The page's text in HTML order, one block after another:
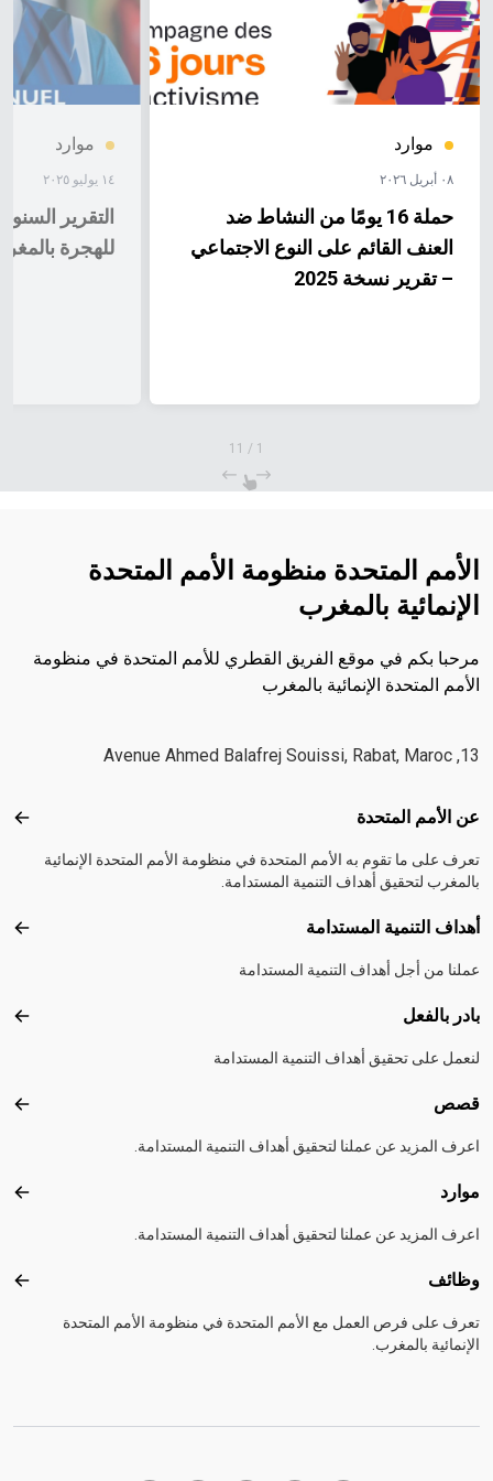
موارد
٠٨ أبريل ٢٠٢٦
حملة 16 يومًا من النشاط ضد
العنف القائم على النوع الاجتماعي
– تقرير نسخة 2025
موارد
١٤ يوليو ٢٠٢٥
التقرير
للهجرة بالمغرب لسنة
1
/
11
الأمم المتحدة منظومة الأمم المتحدة
الإنمائية بالمغرب
مرحبا بكم في موقع الفريق القطري للأمم المتحدة في منظومة
الأمم المتحدة الإنمائية بالمغرب
13, Avenue Ahmed Balafrej Souissi, Rabat, Maroc
Footer menu
عن الأمم المتحدة عن
تعرف على ما تقوم به الأمم المتحدة في منظومة الأمم المتحدة الإنمائية
بالمغرب لتحقيق أهداف التنمية المستدامة.
أهداف التنمية المستدامة
عملنا من أجل أهداف التنمية المستدامة
بادر بالفعل
لنعمل على تحقيق أهداف التنمية المستدامة
قصص
اعرف المزيد عن عملنا لتحقيق أهداف التنمية المستدامة.
موارد
اعرف المزيد عن عملنا لتحقيق أهداف التنمية المستدامة.
وظائف
تعرف على فرص العمل مع الأمم المتحدة في منظومة الأمم المتحدة
الإنمائية بالمغرب.